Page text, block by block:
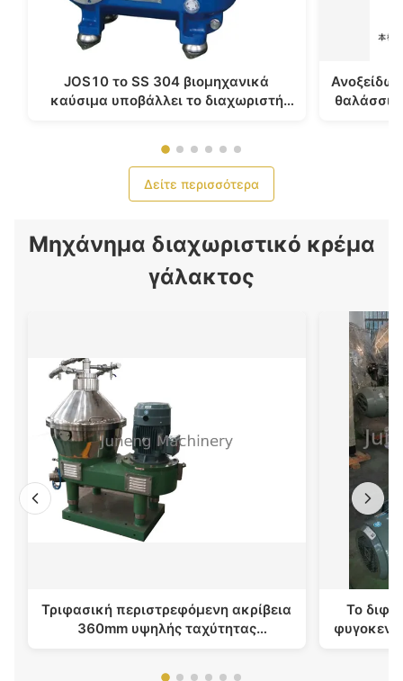
JOS10 το SS 304 βιομηχανικά
καύσιμα υποβάλλει το διαχωριστή
Δείτε περισσότερα
Μηχάνημα διαχωριστικό κρέμα
γάλακτος
Τριφασική περιστρεφόμενη ακρίβεια
360mm υψηλής ταχύτητας
Το